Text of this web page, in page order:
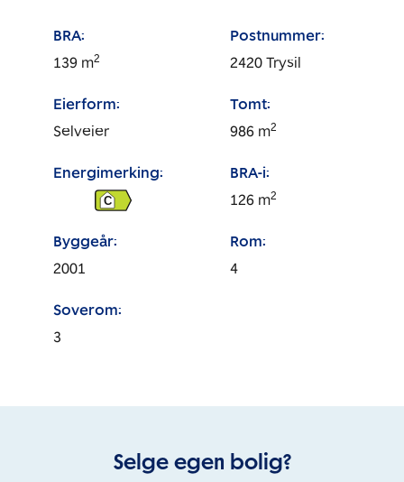
BRA:
139 m2
Postnummer:
2420 Trysil
Eierform:
Selveier
Tomt:
986 m2
Energimerking:
C
BRA-i:
126 m2
Byggeår:
2001
Rom:
4
Soverom:
3
Selge egen bolig?